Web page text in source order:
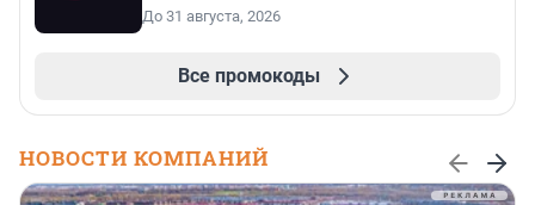
До 31 августа, 2026
Все промокоды
НОВОСТИ КОМПАНИЙ